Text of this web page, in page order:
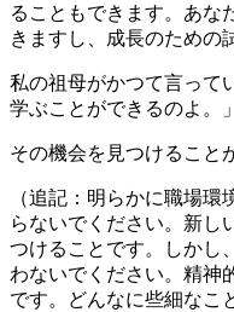
ることもできます。あな
きますし、成長のための
私の祖母がかつて言って
学ぶことができるのよ。
その機会を見つけること
（追記：明らかに職場
らないでください。新し
つけることです。しかし
わないでください。精神
です。どんなに些細なこ